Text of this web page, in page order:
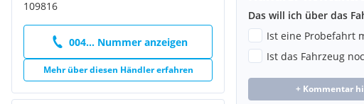
Motorabdeckung
Multifunktionskamera
Scheibenbremsen hinten - 15 Zoll (ECE)
Scheibenbremsen vorn - 15 Zoll (ECE)
Seitenschweller Standard
Sportlimousine
Stossfänger advanced
109816
004... Nummer anzeigen
Mehr über diesen Händler erfahren
Das will ich über das
Ist eine Probefahrt
Ist das Fahrzeug
+ Kommentar